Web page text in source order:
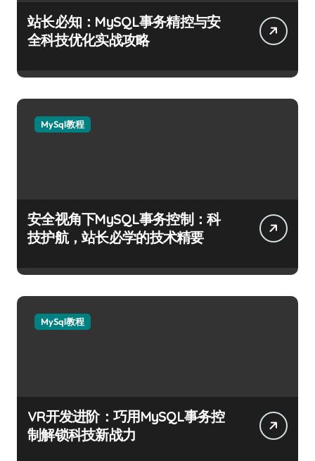
站长必知：MySQL事务精控与安
全科技优化实战攻略
MySql教程
安全视角下MySQL事务控制：科
技护航，站长必学的技术精要
MySql教程
VR开发进阶：巧用MySQL事务控
制解锁科技新战力